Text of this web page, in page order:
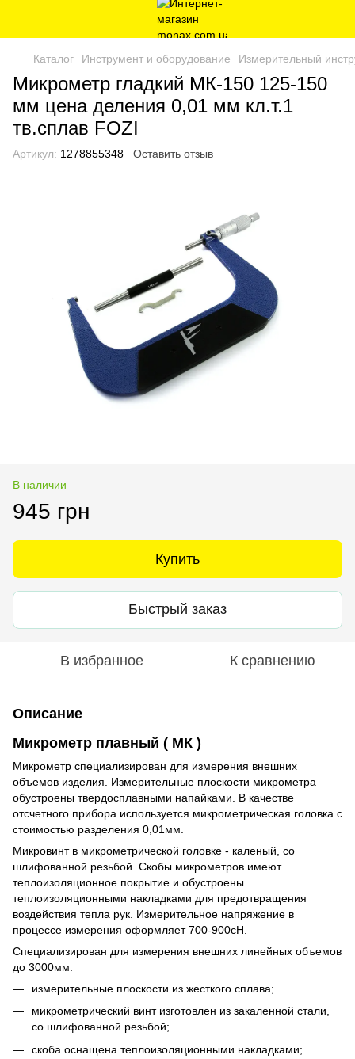
Каталог Инструмент и оборудование Измерительный
Микрометр гладкий МК-150 125-150
мм цена деления 0,01 мм кл.т.1
тв.сплав FOZI
Артикул: 1278855348 Оставить отзыв
В наличии
945 грн
Купить
Быстрый заказ
В избранное К сравнению
Описание
Микрометр плавный ( МК )
Микрометр специализирован для измерения внешних
объемов изделия. Измерительные плоскости микрометра
обустроены твердосплавными напайками. В качестве
отсчетного прибора используется микрометрическая головка с
стоимостью разделения 0,01мм.
Микровинт в микрометрической головке - каленый, со
шлифованной резьбой. Скобы микрометров имеют
теплоизоляционное покрытие и обустроены
теплоизоляционными накладками для предотвращения
воздействия тепла рук. Измерительное напряжение в
процессе измерения оформляет 700-900сН.
Специализирован для измерения внешних линейных объемов
до 3000мм.
измерительные плоскости из жесткого сплава;
микрометрический винт изготовлен из закаленной стали,
со шлифованной резьбой;
скоба оснащена теплоизоляционными накладками;